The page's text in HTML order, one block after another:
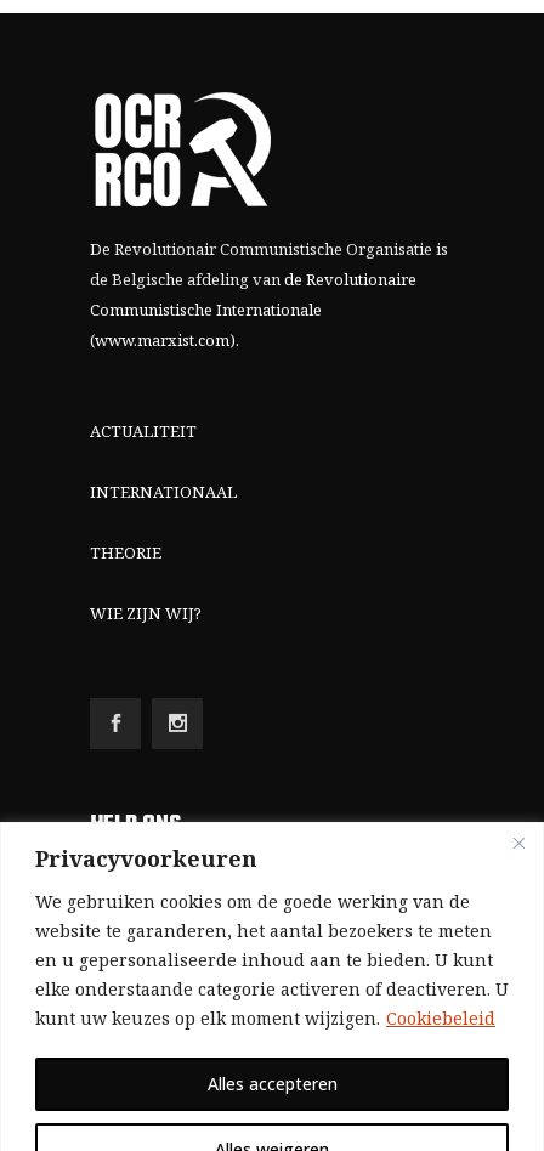
Privacyvoorkeuren
We gebruiken cookies om de goede werking van de
website te garanderen, het aantal bezoekers te meten
en u gepersonaliseerde inhoud aan te bieden. U kunt
elke onderstaande categorie activeren of deactiveren. U
kunt uw keuzes op elk moment wijzigen. Cookiebeleid
Alles accepteren
De Revolutionair Communistische Organisatie is
de Belgische afdeling vande Revolutionaire
Communistische Internationale
(www.marxist.com).
ACTUALITEIT
INTERNATIONAAL
THEORIE
WIE ZIJN WIJ?
HELP ONS
Aangezien we volledig zelf gefinancierd zijn
(zonder subsidies, zonder commerciële
advertenties en zonder rijke sponsors), zijn we
voor de publicatie van ons tijdschrift uitsluitend
afhankelijk van de financiële steun van onze
Bij voorbaat dank voor uw solidariteit.